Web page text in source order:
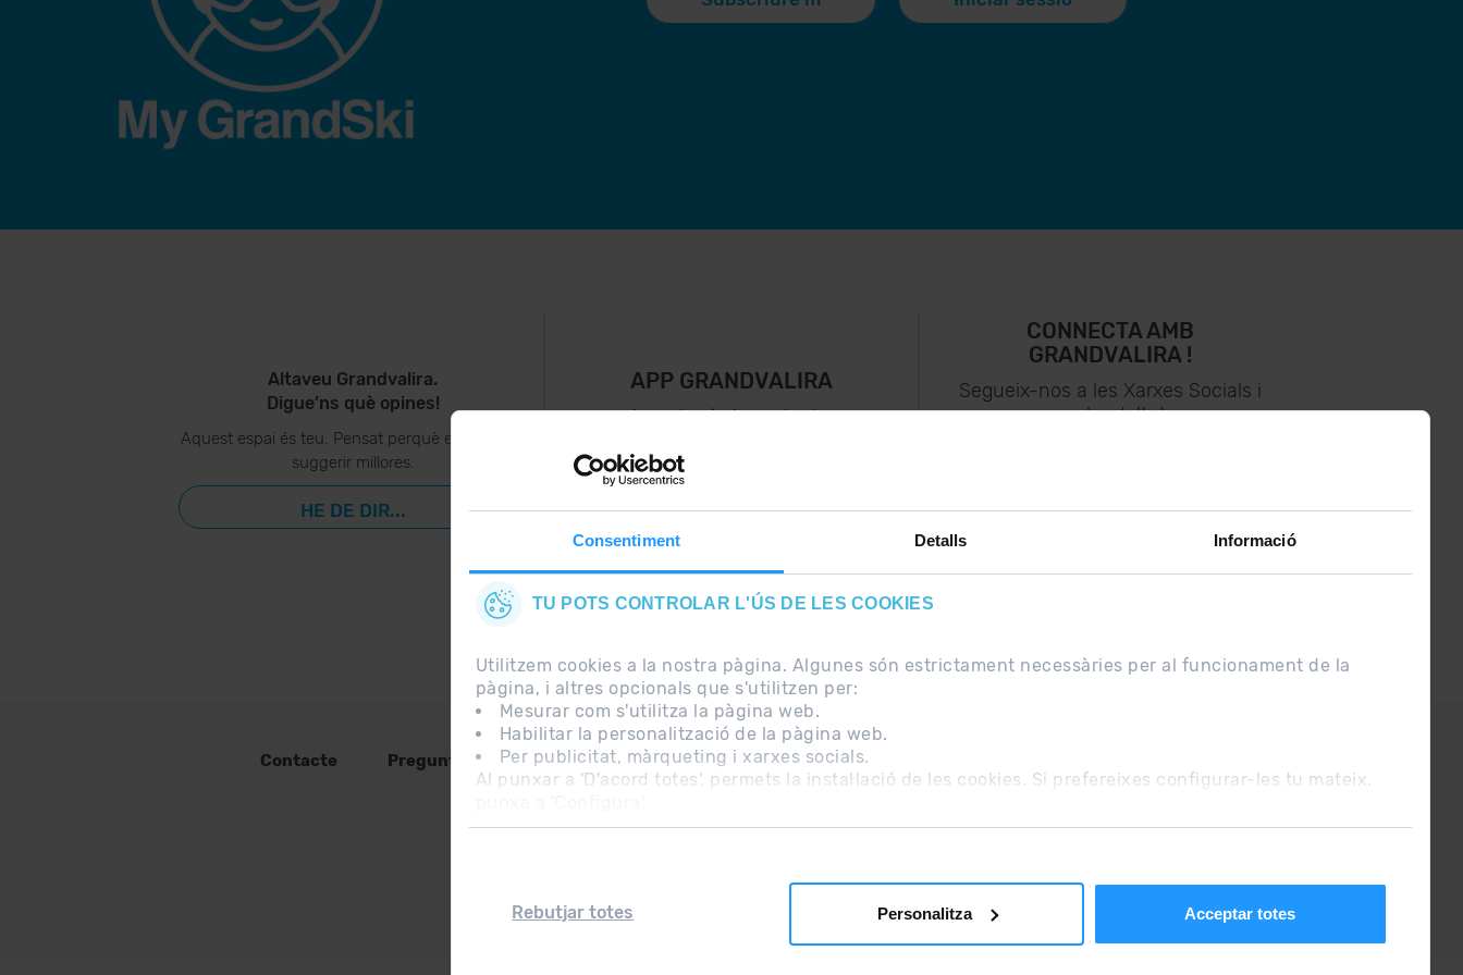
Consentiment Detalls Informació
TU POTS CONTROLAR L'ÚS DE LES COOKIES
Utilitzem cookies a la nostra pàgina. Algunes són estrictament necessàries per al funcionament de la
pàgina, i altres opcionals que s'utilitzen per:
Mesurar com s'utilitza la pàgina web.
Habilitar la personalització de la pàgina web.
Per publicitat, màrqueting i xarxes socials.
Al punxar a 'D'acord totes', permets la instal·lació de les cookies. Si prefereixes configurar-les tu mateix,
Rebutjar totes Personalitza Acceptar totes
Altaveu Grandvalira.
Digue’ns què opines!
Aquest espai és teu. Pensat perquè ens puguis
suggerir millores.
HE DE DIR...
APP GRANDVALIRA
Ara, el més important a
CONNECTA AMB
GRANDVALIRA !
Segueix-nos a les Xarxes Socials i
assabenta’t de
Contacte Preguntes freqüents Nota Legal Informació addicional RGPDUE